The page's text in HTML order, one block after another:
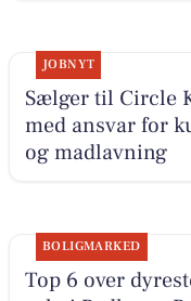
JOBNYT
Sælger til Circle
med ansvar for
og madlavning
BOLIGMARKED
Top 6 over